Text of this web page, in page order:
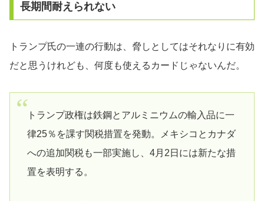
長期間耐えられない
トランプ氏の一連の行動は、脅しとしてはそれなりに有効
だと思うけれども、何度も使えるカードじゃないんだ。
トランプ政権は鉄鋼とアルミニウムの輸入品に一
律25％を課す関税措置を発動。メキシコとカナダ
への追加関税も一部実施し、4月2日には新たな措
置を表明する。